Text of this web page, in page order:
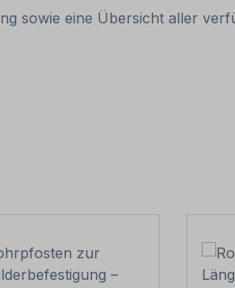
sowie eine Übersicht aller